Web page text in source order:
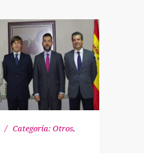
Categoría: Otros,